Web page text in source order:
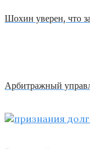
Шохин уверен, что
Арбитражный